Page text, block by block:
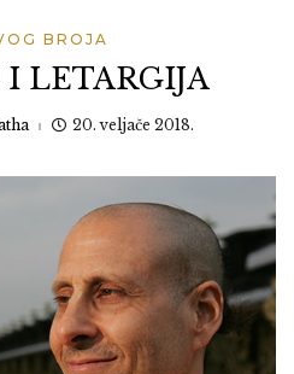
BROJA
LETARGIJA
20. veljače 2018.